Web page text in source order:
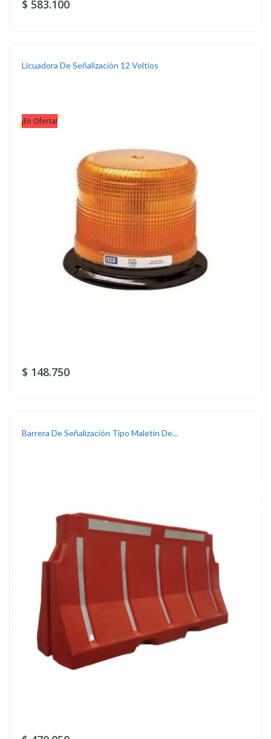
$ 583.100
Licuadora De Señalización 12 Voltios
¡En Oferta!
$ 148.750
Barrera De Señalización Tipo Maletín De...